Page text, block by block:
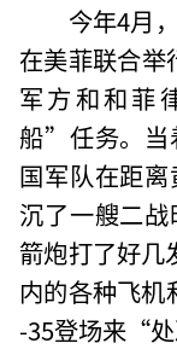
今年4月
在美菲联合
军方和和菲
船”任务。当
国军队在距
沉了一艘二
箭炮打了好几
内的各种飞机
-35登场来“处